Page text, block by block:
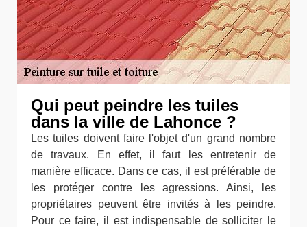
Qui peut peindre les tuiles
dans la ville de Lahonce ?
Les tuiles doivent faire l'objet d'un grand nombre
de travaux. En effet, il faut les entretenir de
manière efficace. Dans ce cas, il est préférable de
les protéger contre les agressions. Ainsi, les
propriétaires peuvent être invités à les peindre.
Pour ce faire, il est indispensable de solliciter le